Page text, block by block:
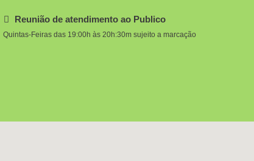
Reunião de atendimento ao Publico
Quintas-Feiras das 19:00h às 20h:30m sujeito a marcação